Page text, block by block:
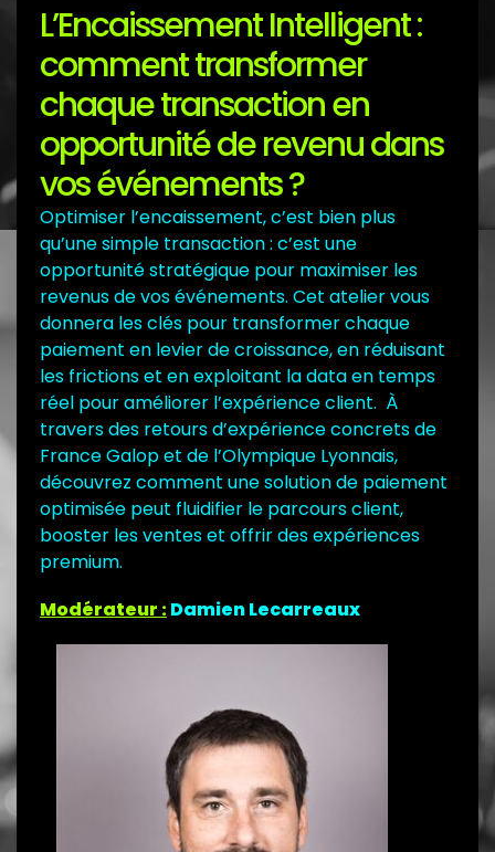
L’Encaissement Intelligent :
comment transformer
chaque transaction en
opportunité de revenu dans
vos événements ?
Optimiser l’encaissement, c’est bien plus
qu’une simple transaction : c’est une
opportunité stratégique pour maximiser les
revenus de vos événements. Cet atelier vous
donnera les clés pour transformer chaque
paiement en levier de croissance, en réduisant
les frictions et en exploitant la data en temps
réel pour améliorer l’expérience client. À
travers des retours d’expérience concrets de
France Galop et de l’Olympique Lyonnais,
découvrez comment une solution de paiement
optimisée peut fluidifier le parcours client,
booster les ventes et offrir des expériences
premium.
Modérateur :Damien Lecarreaux